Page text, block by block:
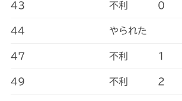
43 不利 0
44 やられた
47 不利 1
49 不利 2